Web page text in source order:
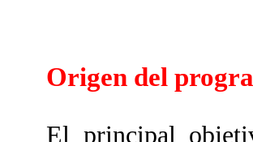
Origen del
El principal